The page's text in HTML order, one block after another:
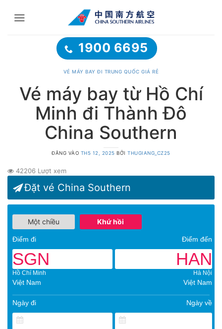
1900 6695
VÉ MÁY BAY ĐI TRUNG QUỐC GIÁ RẺ
Vé máy bay từ Hồ Chí
Minh đi Thành Đô
China Southern
ĐĂNG VÀO TH5 12, 2025 BỞITHUGIANG_CZ25
42206 Lượt xem
Đặt vé China Southern
Một chiều Khứ hồi
Điểm đi Điểm đến
SGN
Hồ Chí Minh
Việt Nam
HAN
Hà Nội
Việt Nam
Ngày đi Ngày về